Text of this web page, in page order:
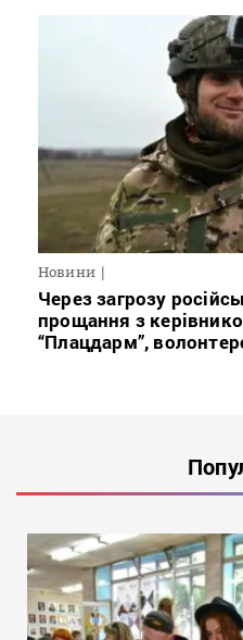
Новини
Через загрозу
прощання з
“Плацдарм”,